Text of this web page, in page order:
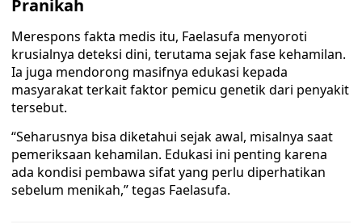
Pranikah
Merespons fakta medis itu, Faelasufa menyoroti
krusialnya deteksi dini, terutama sejak fase kehamilan.
Ia juga mendorong masifnya edukasi kepada
masyarakat terkait faktor pemicu genetik dari penyakit
tersebut.
“Seharusnya bisa diketahui sejak awal, misalnya saat
pemeriksaan kehamilan. Edukasi ini penting karena
ada kondisi pembawa sifat yang perlu diperhatikan
sebelum menikah,” tegas Faelasufa.